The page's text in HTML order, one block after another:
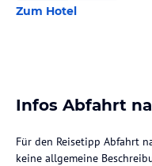
Zum Hotel
Infos Abfahrt
Für den Reisetipp Abfahrt
keine allgemeine